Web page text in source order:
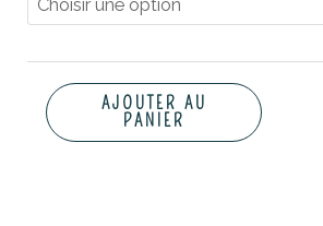
AJOUTER AU
PANIER